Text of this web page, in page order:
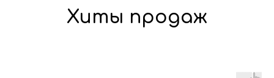
Хиты продаж